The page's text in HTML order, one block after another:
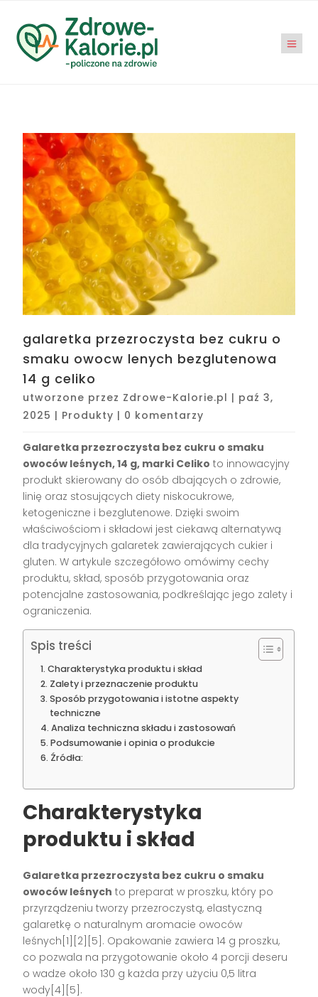
galaretka przezroczysta bez cukru o
smaku owocw lenych bezglutenowa
14 g celiko
utworzone przez Zdrowe-Kalorie.pl | paź 3,
2025 | Produkty | 0 komentarzy
Galaretka przezroczysta bez cukru o smaku
owoców leśnych, 14 g, marki Celiko to innowacyjny
produkt skierowany do osób dbających o zdrowie,
linię oraz stosujących diety niskocukrowe,
ketogeniczne i bezglutenowe. Dzięki swoim
właściwościom i składowi jest ciekawą alternatywą
dla tradycyjnych galaretek zawierających cukier i
gluten. W artykule szczegółowo omówimy cechy
produktu, skład, sposób przygotowania oraz
potencjalne zastosowania, podkreślając jego zalety i
ograniczenia.
Spis treści
Charakterystyka produktu i skład
Zalety i przeznaczenie produktu
Sposób przygotowania i istotne aspekty
techniczne
Analiza techniczna składu i zastosowań
Podsumowanie i opinia o produkcie
Źródła:
Charakterystyka
produktu i skład
Galaretka przezroczysta bez cukru o smaku
owoców leśnych to preparat w proszku, który po
przyrządzeniu tworzy przezroczystą, elastyczną
galaretkę o naturalnym aromacie owoców
leśnych[1][2][5]. Opakowanie zawiera 14 g proszku,
co pozwala na przygotowanie około 4 porcji deseru
o wadze około 130 g każda przy użyciu 0,5 litra
wody[4][5].